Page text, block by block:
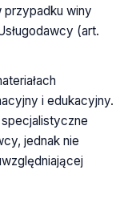
przypadku winy
(art.
i edukacyjny.
jednak nie